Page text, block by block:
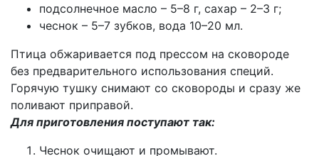
подсолнечное масло – 5–8 г, сахар – 2–3 г;
чеснок – 5–7 зубков, вода 10–20 мл.
Птица обжаривается под прессом на сковороде
без предварительного использования специй.
Горячую тушку снимают со сковороды и сразу же
поливают приправой.
Для приготовления поступают так:
Чеснок очищают и промывают.